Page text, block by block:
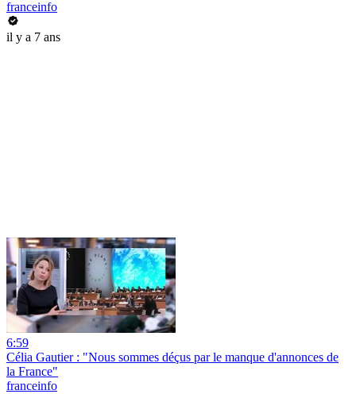
franceinfo
il y a 7 ans
6:59
Célia Gautier : "Nous sommes déçus par le manque d'annonces de
la France"
franceinfo